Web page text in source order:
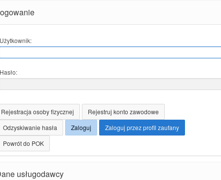
Użytkownik:
Hasło:
Rejestracja osoby fizycznej
Rejestruj konto zawodowe
Odzyskiwanie hasła
Zaloguj
Zaloguj przez profil zaufany
Powrót do POK
usługodawcy